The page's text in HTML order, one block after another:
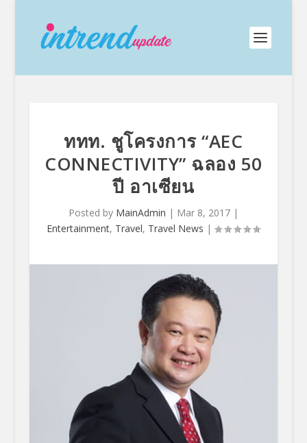
ททท. ชูโครงการ “AEC
CONNECTIVITY” ฉลอง 50
ปี อาเซียน
Posted by MainAdmin | Mar 8, 2017|
Entertainment, Travel, Travel News |